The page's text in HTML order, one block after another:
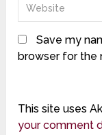
Save my
browser for the
This site uses
your comment